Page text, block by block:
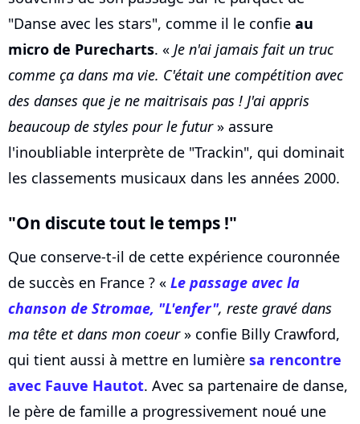
"Danse avec les stars", comme il le confie au
micro de Purecharts. « Je n'ai jamais fait un truc
comme ça dans ma vie. C'était une compétition avec
des danses que je ne maitrisais pas ! J'ai appris
beaucoup de styles pour le futur» assure
l'inoubliable interprète de "Trackin", qui dominait
les classements musicaux dans les années 2000.
"On discute tout le temps !"
Que conserve-t-il de cette expérience couronnée
de succès en France ? « Le passage avec la
chanson de Stromae, "L'enfer", reste gravé dans
ma tête et dans mon coeur» confie Billy Crawford,
qui tient aussi à mettre en lumière sa rencontre
avec Fauve Hautot. Avec sa partenaire de danse,
le père de famille a progressivement noué une